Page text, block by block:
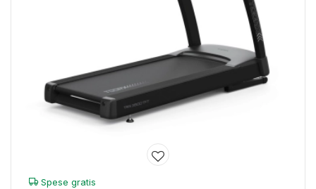
Spese gratis